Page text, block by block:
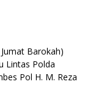
Barokah)
Lintas Polda
Pol H. M. Reza